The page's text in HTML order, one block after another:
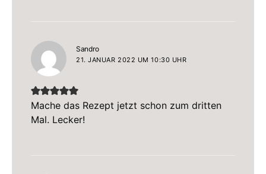
Sandrosagt:
21. JANUAR 2022 UM 10:30 UHR
Mache das Rezept jetzt schon zum dritten
Mal. Lecker!